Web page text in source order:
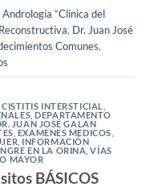
“Clínica del
, Dr. Juan José
Comunes,
INTERSTICIAL
,DEPARTAMENTO
JUAN JOSÉ GALAN
EXAMENES MEDICOS
INFORMACIÓN
EN LA ORINA ,VÍAS
MAYOR
BÁSICOS